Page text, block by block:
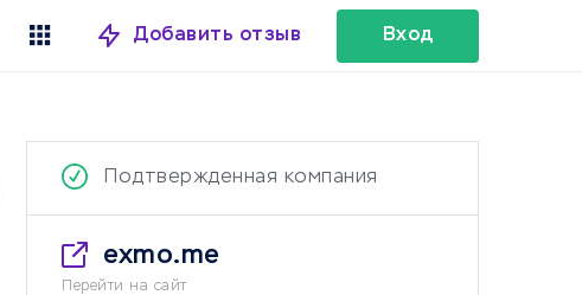
Добавить отзыв Вход
Подтвержденная компания
exmo.me
Перейти на сайт